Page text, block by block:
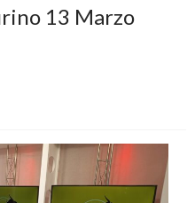
13 Marzo